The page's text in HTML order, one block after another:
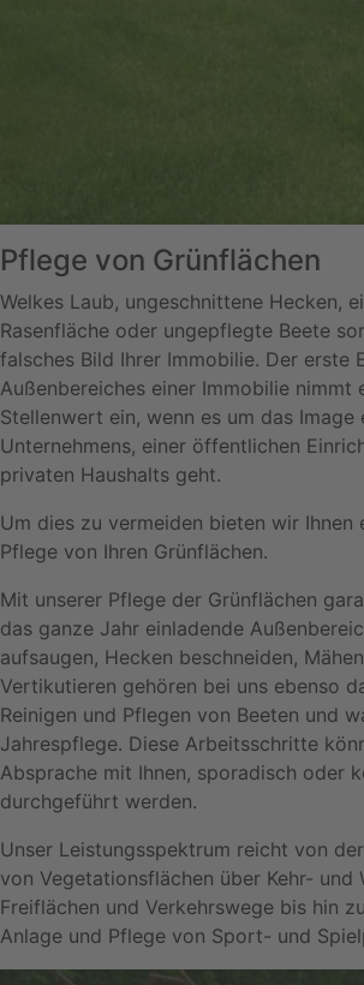
Pflege von Grünflächen
Welkes Laub, ungeschnittene Hecken,
Rasenfläche oder ungepflegte Beete
falsches Bild Ihrer Immobilie. Der erste
Außenbereiches einer Immobilie nimmt
Stellenwert ein, wenn es um das Image
Unternehmens, einer öffentlichen
privaten Haushalts geht.
Um dies zu vermeiden bieten wir Ihnen
Pflege von Ihren Grünflächen.
Mit unserer Pflege der Grünflächen
das ganze Jahr einladende
aufsaugen, Hecken beschneiden,
Vertikutieren gehören bei uns ebenso
Reinigen und Pflegen von Beeten und
Jahrespflege. Diese Arbeitsschritte
Absprache mit Ihnen, sporadisch oder
durchgeführt werden.
Unser Leistungsspektrum reicht von
von Vegetationsflächen über Kehr- und
Freiflächen und Verkehrswege bis hin
Anlage und Pflege von Sport- und